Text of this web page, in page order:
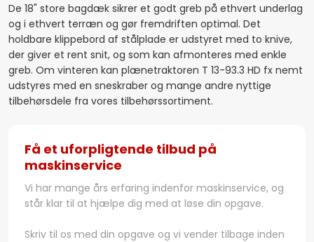
De 18" store bagdæk sikrer et godt greb på ethvert underlag
og i ethvert terræn og gør fremdriften optimal. Det
holdbare klippebord af stålplade er udstyret med to knive,
der giver et rent snit, og som kan afmonteres med enkle
greb. Om vinteren kan plænetraktoren T 13-93.3 HD fx nemt
udstyres med en sneskraber og mange andre nyttige
tilbehørsdele fra vores tilbehørssortiment.
​Få et uforpligtende tilbud på
maskinservice
Vi har mange års erfaring indenfor maskinservice, og
står klar til at hjælpe dig med at løse din opgave.
​Skriv til os med din opgave og vi vender tilbage inden